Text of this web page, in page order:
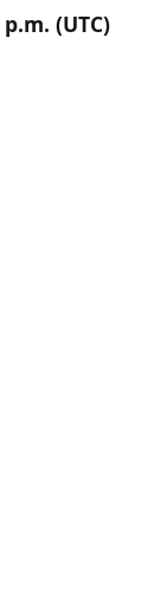
(UTC)